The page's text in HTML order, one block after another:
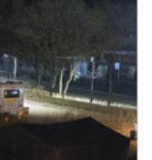
날 변경 안내